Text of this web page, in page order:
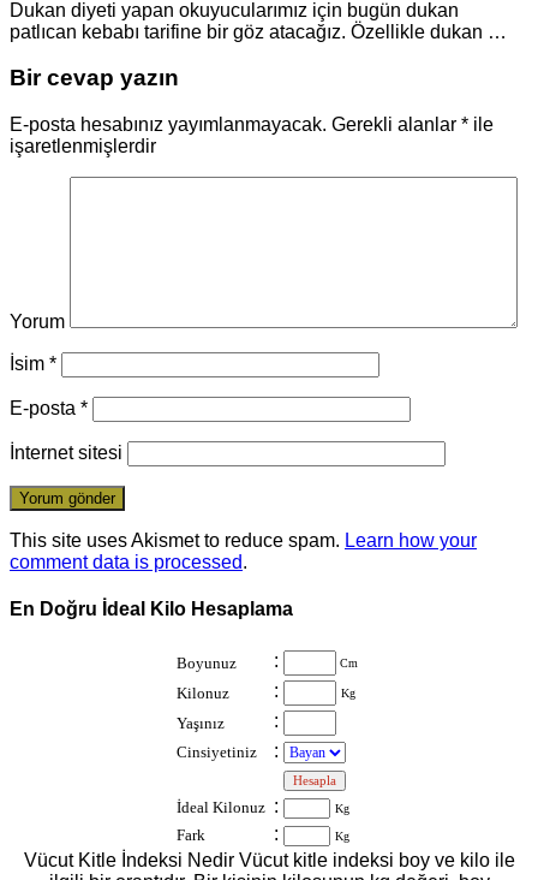
Dukan diyeti yapan okuyucularımız için bugün dukan
patlıcan kebabı tarifine bir göz atacağız. Özellikle dukan …
Bir cevap yazın
E-posta hesabınız yayımlanmayacak. Gerekli alanlar * ile
işaretlenmişlerdir
Yorum
İsim *
E-posta *
İnternet sitesi
This site uses Akismet to reduce spam. Learn how your
comment data is processed.
En Doğru İdeal Kilo Hesaplama
Boyunuz : Cm
Kilonuz : Kg
Yaşınız :
Cinsiyetiniz
:
İdeal Kilonuz : Kg
Fark : Kg
Vücut Kitle İndeksi Nedir Vücut kitle indeksi boy ve kilo ile